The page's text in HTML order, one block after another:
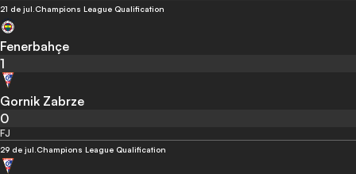
21 de jul.Champions League Qualification
Fenerbahçe
1
Gornik Zabrze
0
FJ
29 de jul.Champions League Qualification